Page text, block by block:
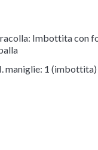
Imbottita con
maniglie: 1 (imbottita)